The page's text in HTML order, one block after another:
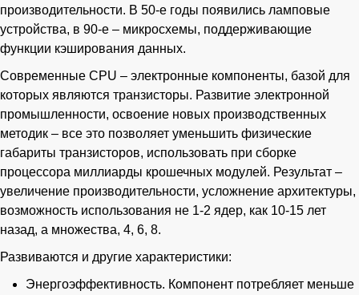
производительности. В 50-е годы появились ламповые
устройства, в 90-е – микросхемы, поддерживающие
функции кэширования данных.
Современные CPU – электронные компоненты, базой для
которых являются транзисторы. Развитие электронной
промышленности, освоение новых производственных
методик – все это позволяет уменьшить физические
габариты транзисторов, использовать при сборке
процессора миллиарды крошечных модулей. Результат –
увеличение производительности, усложнение архитектуры,
возможность использования не 1-2 ядер, как 10-15 лет
назад, а множества, 4, 6, 8.
Развиваются и другие характеристики:
Энергоэффективность. Компонент потребляет меньше